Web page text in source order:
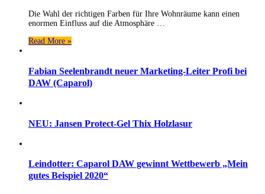
Die Wahl der richtigen Farben für Ihre Wohnräume kann einen
enormen Einfluss auf die Atmosphäre …
Read More »
Fabian Seelenbrandt neuer Marketing-Leiter Profi bei
DAW (Caparol)
NEU: Jansen Protect-Gel Thix Holzlasur
Leindotter: Caparol DAW gewinnt Wettbewerb „Mein
gutes Beispiel 2020“